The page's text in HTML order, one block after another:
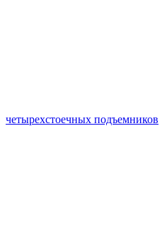
четырехстоечных подъемников